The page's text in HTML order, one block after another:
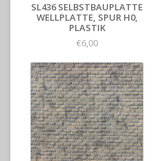
SL436 SELBSTBAUPLATTE
WELLPLATTE, SPUR H0,
PLASTIK
€6,00